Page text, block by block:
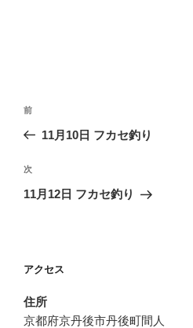
投
ビ
ゲ
ン
前
の
稿
前
11月10日 フカセ釣り
次
の
次
11月12日 フカセ釣り
アクセス
住所
京都府京丹後市丹後町間人